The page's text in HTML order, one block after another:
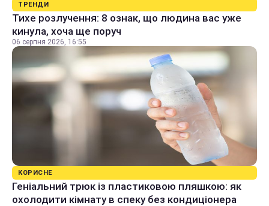
ТРЕНДИ
Тихе розлучення: 8 ознак, що людина вас уже
кинула, хоча ще поруч
06 серпня 2026, 16:55
КОРИСНЕ
Геніальний трюк із пластиковою пляшкою: як
охолодити кімнату в спеку без кондиціонера